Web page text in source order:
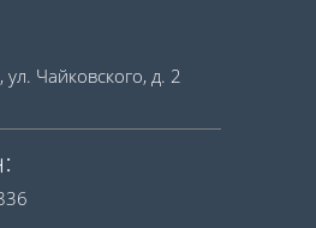
ул. Чайковского, д. 2